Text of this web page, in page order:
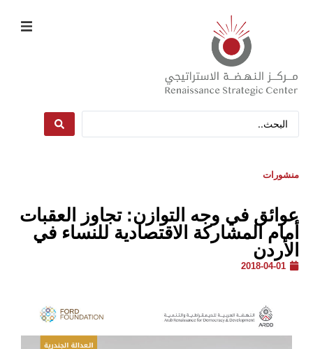
منشورات
عوائق في وجه التوازن: تجاوز العقبات
أمام المشاركة الاقتصادية للنساء في
الأردن
2018-04-01